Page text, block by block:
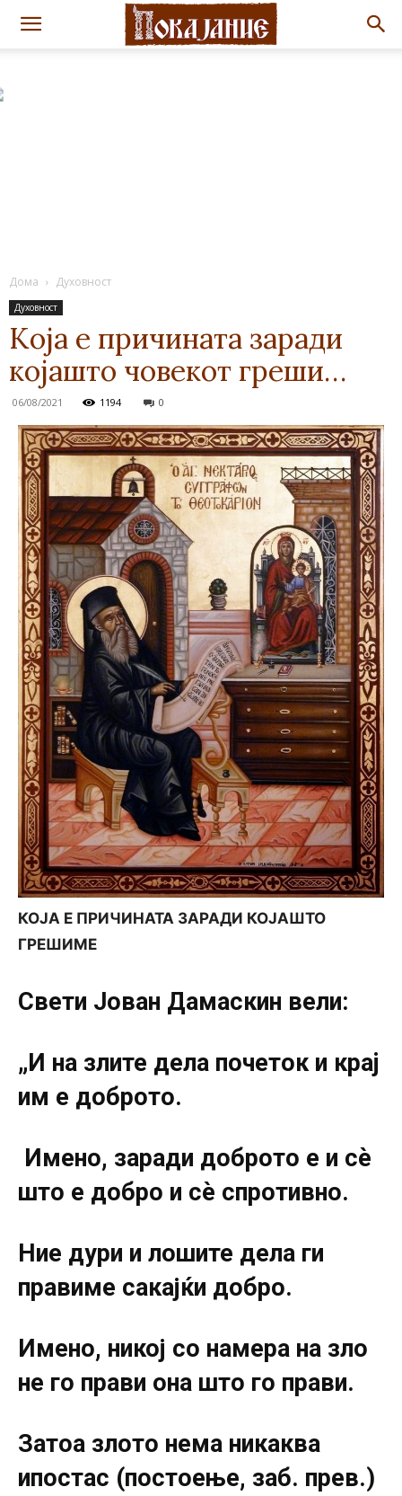
Дома Духовност
Духовност
Која е причината заради
којашто човекот греши…
06/08/2021 1194 0
КОЈА Е ПРИЧИНАТА ЗАРАДИ КОЈАШТО
ГРЕШИМЕ
Свети Јован Дамаскин вели:
„И на злите дела почеток и кpaj
им е доброто.
Имено, заради доброто е и сѐ
што е добро и сѐ спротивно.
Ние дури и лошите дела ги
правиме сакајќи добро.
Имено, никој co намера на зло
не го прави она што го прави.
Затоа злото нема никаква
ипостас (постоење, заб. прев.)